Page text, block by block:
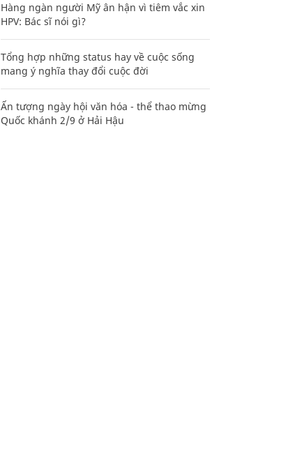
Hàng ngàn người Mỹ ân hận vì tiêm vắc xin
HPV: Bác sĩ nói gì?
Tổng hợp những status hay về cuộc sống
mang ý nghĩa thay đổi cuộc đời
Ấn tượng ngày hội văn hóa - thể thao mừng
Quốc khánh 2/9 ở Hải Hậu